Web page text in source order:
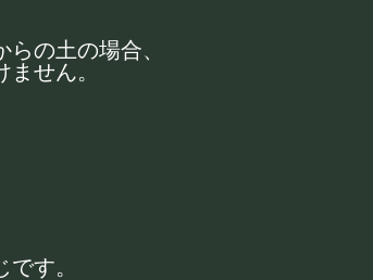
の土の場合、
せん。
す。